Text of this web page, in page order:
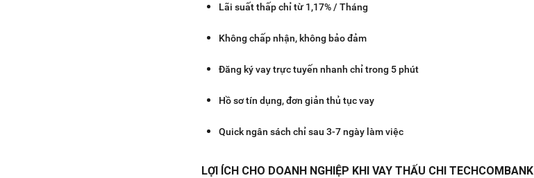
Lãi suất thấp chỉ từ 1,17% / Tháng
Không chấp nhận, không bảo đảm
Đăng ký vay trực tuyến nhanh chỉ trong 5 phút
Hồ sơ tín dụng, đơn giản thủ tục vay
Quick ngân sách chỉ sau 3-7 ngày làm việc
LỢI ÍCH CHO DOANH NGHIỆP KHI VAY THẤU CHI TECHCOMBANK